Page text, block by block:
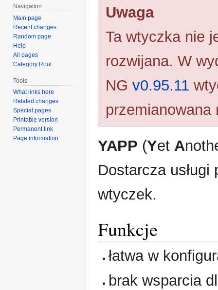
Uwaga
Ta wtyczka nie
rozwijana. W
NG v0.95.11
YAPP (Yet A
Dostarcza
wtyczek.
Funkcje
łatwa w
brak wsparcia
Navigation
Main page
Recent changes
Random page
Help
All pages
Category:Root
Tools
What links here
Related changes
Special pages
Printable version
Permanent link
Page information